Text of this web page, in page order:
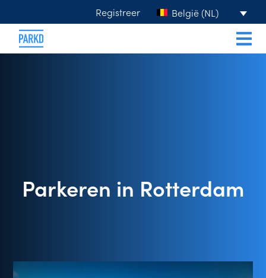
Registreer België (NL)
Parkeren in Rotterdam